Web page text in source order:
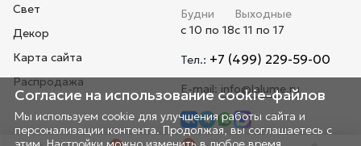
Свет
Декор
Карта сайта
Распродажа
Будни
с 10 по 18
Выходные
с 11 по 17
Тел.: +7 (499) 229-59-00
E-mail: info@lalume.ru
Согласие на использование cookie-файлов
Мы используем cookie для улучшения работы сайта и
персонализации контента. Продолжая, вы соглашаетесь с